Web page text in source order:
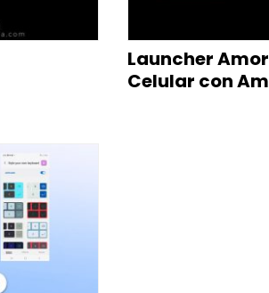
Launcher
Celular con